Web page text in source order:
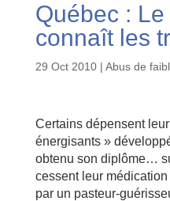
Québec :
connaît les
29 Oct 2010| Abus de
Certains dépensent
énergisants »
obtenu son diplôme…
cessent leur
par un pasteur-